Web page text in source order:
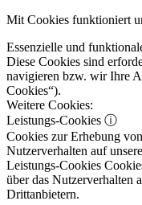
Mit Cookies funktioniert
Essenzielle und
Diese Cookies sind
navigieren bzw. wir Ihre
Cookies“).
Weitere Cookies:
Leistungs-Cookies ⓘ
Cookies zur Erhebung
Nutzerverhalten auf
Leistungs-Cookies
über das Nutzerverhalten
Drittanbietern.